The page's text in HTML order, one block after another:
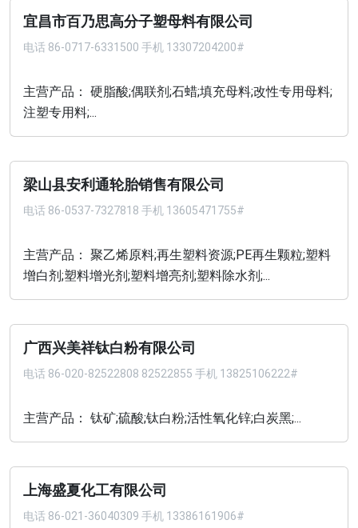
宜昌市百乃思高分子塑母料有限公司
电话 86-0717-6331500 手机 13307204200#
主营产品： 硬脂酸;偶联剂;石蜡;填充母料;改性专用母料;
注塑专用料;...
梁山县安利通轮胎销售有限公司
电话 86-0537-7327818 手机 13605471755#
主营产品： 聚乙烯原料;再生塑料资源;PE再生颗粒;塑料
增白剂;塑料增光剂;塑料增亮剂;塑料除水剂;...
广西兴美祥钛白粉有限公司
电话 86-020-82522808 82522855 手机 13825106222#
主营产品： 钛矿;硫酸;钛白粉;活性氧化锌;白炭黑;...
上海盛夏化工有限公司
电话 86-021-36040309 手机 13386161906#